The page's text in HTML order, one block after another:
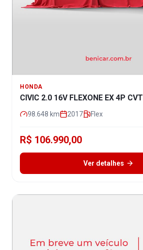
HONDA
CIVIC 2.0 16V FLEXONE EX 4P CVT
98.648 km 2017 Flex
R$ 106.990,00
Ver detalhes